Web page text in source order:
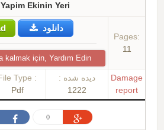
Yapim Ekinin Yeri
دانلود
kalmak için, Yardım Edin
Pages:
11
Type :
Pdf
دیده شده :
1222
Damage
report
0